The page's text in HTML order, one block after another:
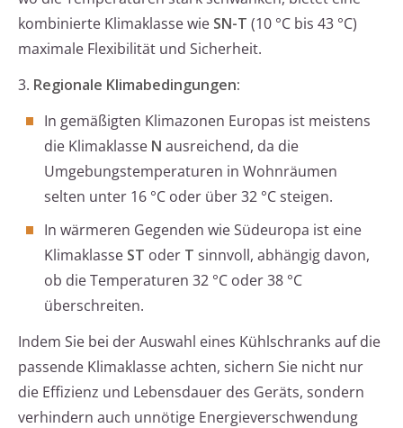
kombinierte Klimaklasse wie SN-T (10 °C bis 43 °C)
maximale Flexibilität und Sicherheit.
3. Regionale Klimabedingungen:
In gemäßigten Klimazonen Europas ist meistens
die Klimaklasse N ausreichend, da die
Umgebungstemperaturen in Wohnräumen
selten unter 16 °C oder über 32 °C steigen.
In wärmeren Gegenden wie Südeuropa ist eine
Klimaklasse ST oder T sinnvoll, abhängig davon,
ob die Temperaturen 32 °C oder 38 °C
überschreiten.
Indem Sie bei der Auswahl eines Kühlschranks auf die
passende Klimaklasse achten, sichern Sie nicht nur
die Effizienz und Lebensdauer des Geräts, sondern
verhindern auch unnötige Energieverschwendung